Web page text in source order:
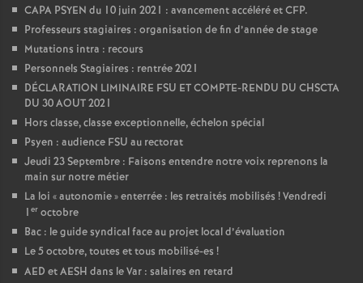
CAPA PSYEN du 10 juin 2021 : avancement accéléré et CFP.
Professeurs stagiaires : organisation de fin d’année de stage
Mutations intra : recours
Personnels Stagiaires : rentrée 2021
DÉCLARATION LIMINAIRE FSU ET COMPTE-RENDU DU CHSCTA
DU 30 AOUT 2021
Hors classe, classe exceptionnelle, échelon spécial
Psyen : audience FSU au rectorat
Jeudi 23 Septembre : Faisons entendre notre voix reprenons la
main sur notre métier
La loi «autonomie» enterrée : les retraités mobilisés ! Vendredi
1 er octobre
Bac : le guide syndical face au projet local d’évaluation
Le 5 octobre, toutes et tous mobilisé-es !
AED et AESH dans le Var : salaires en retard